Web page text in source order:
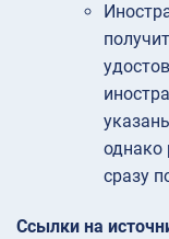
однако
сразу
Ссылки на